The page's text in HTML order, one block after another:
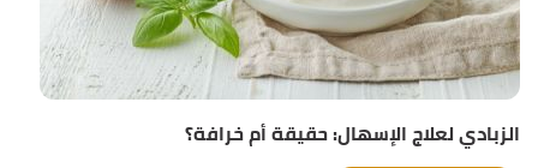
الزبادي لعلاج الإسهال: حقيقة أم خرافة؟